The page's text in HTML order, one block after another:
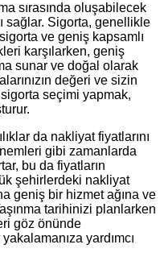
sırasında oluşabilecek
sağlar. Sigorta, genellikle
ve geniş kapsamlı
karşılarken, geniş
sunar ve doğal olarak
değeri ve sizin
seçimi yapmak,
da nakliyat fiyatlarını
gibi zamanlarda
bu da fiyatların
şehirlerdeki nakliyat
geniş bir hizmet ağına ve
tarihinizi planlarken
göz önünde
yardımcı